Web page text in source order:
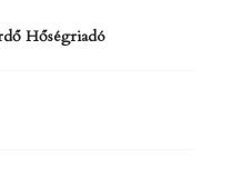
Hőségriadó